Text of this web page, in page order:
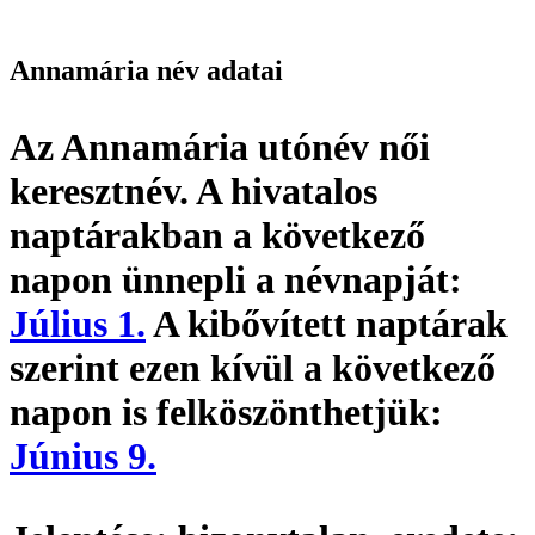
Annamária név adatai
Az Annamária utónév női
keresztnév. A hivatalos
naptárakban a következő
napon ünnepli a névnapját:
Július 1.A kibővített naptárak
szerint ezen kívül a következő
napon is felköszönthetjük:
Június 9.